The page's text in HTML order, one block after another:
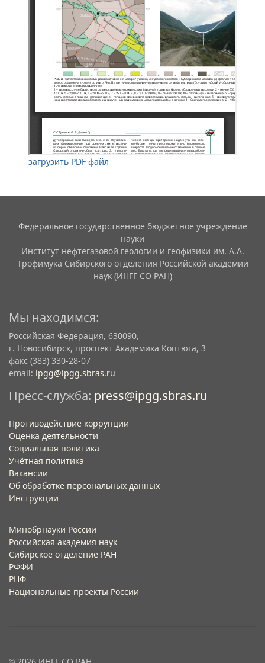
загрузить PDF файл
Федеральное государственное бюджетное учреждение
науки
Институт нефтегазовой геологии и геофизики им. А.А.
Трофимука Сибирского отделения Российской академии
наук (ИНГГ СО РАН)
Мы находимся:
Российская Федерация, 630090,
г. Новосибирск, проспект Академика Коптюга, 3
факс (383) 330-28-07
email: ipgg@ipgg.sbras.ru
Пресс-служба: press@ipgg.sbras.ru
Противодействие коррупции
Оценка деятельности
Социальная политика
Учётная политика​
Вакансии​
Об обработке персональных данных​
Инструкции​
Минобрнауки России
Российская академия наук
Сибирское отделение РАН
РФФИ
РНФ
Национальные проекты России